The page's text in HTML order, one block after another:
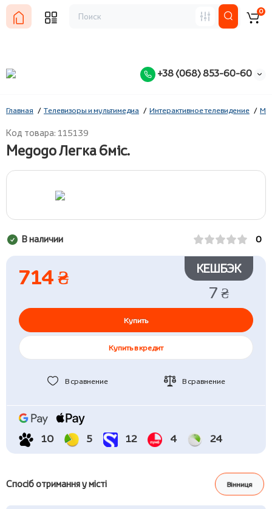
+38 (068) 853-60-60
0
Главная Телевизоры и мультимедиа Интерактивное телевидение
Код товара: 115139
Megogo Легка 6міс.
В наличии 0
714 ₴ КЕШБЭК
7 ₴
Купить
Купить в кредит
В сравнение В сравнение
10 5 12 4 24
Спосіб отримання у місті Вінниця